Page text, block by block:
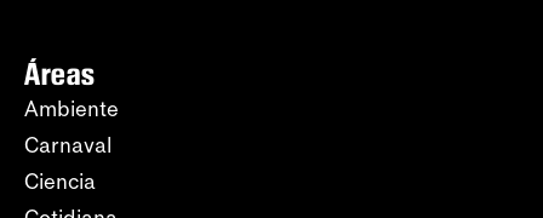
Áreas
Ambiente
Carnaval
Ciencia